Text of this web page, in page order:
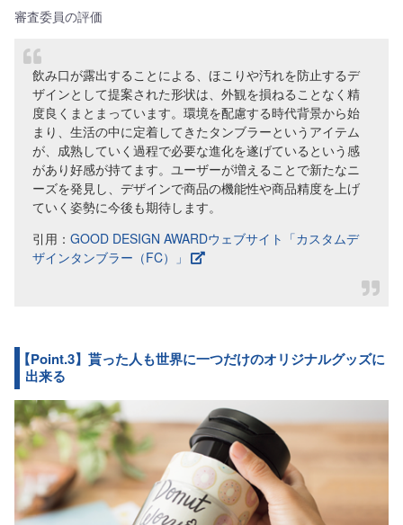
審査委員の評価
飲み口が露出することによる、ほこりや汚れを防止するデ
ザインとして提案された形状は、外観を損ねることなく精
度良くまとまっています。環境を配慮する時代背景から始
まり、生活の中に定着してきたタンブラーというアイテム
が、成熟していく過程で必要な進化を遂げているという感
があり好感が持てます。ユーザーが増えることで新たなニ
ーズを発見し、デザインで商品の機能性や商品精度を上げ
ていく姿勢に今後も期待します。
引用： GOOD DESIGN AWARDウェブサイト「カスタムデ
ザインタンブラー（FC）」
【Point.3】貰った人も世界に一つだけのオリジナルグッズに
出来る